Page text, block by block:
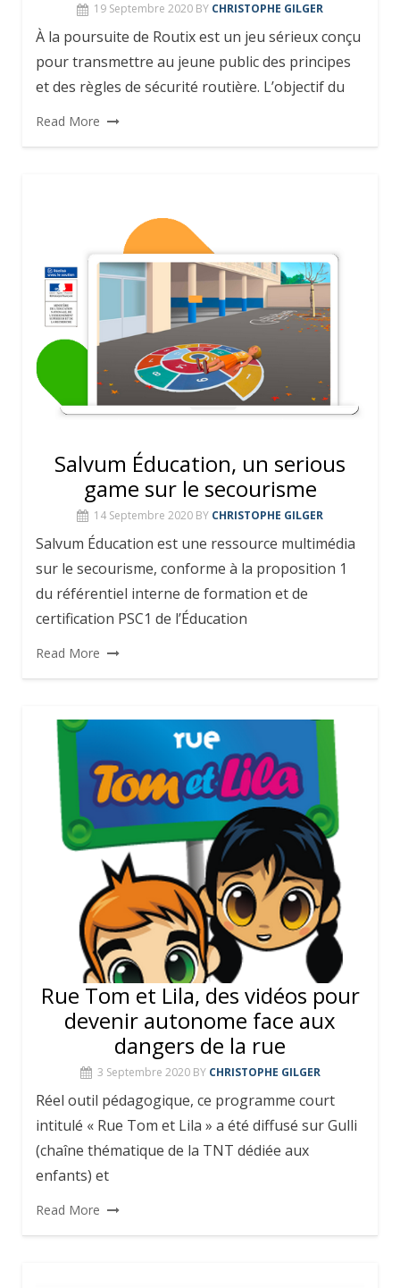
19 Septembre 2020 BY CHRISTOPHE GILGER
À la poursuite de Routix est un jeu sérieux conçu
pour transmettre au jeune public des principes
et des règles de sécurité routière. L’objectif du
Read More
Salvum Éducation, un serious
game sur le secourisme
14 Septembre 2020 BY CHRISTOPHE GILGER
Salvum Éducation est une ressource multimédia
sur le secourisme, conforme à la proposition 1
du référentiel interne de formation et de
certification PSC1 de l’Éducation
Read More
Rue Tom et Lila, des vidéos pour
devenir autonome face aux
dangers de la rue
3 Septembre 2020 BY CHRISTOPHE GILGER
Réel outil pédagogique, ce programme court
intitulé « Rue Tom et Lila » a été diffusé sur Gulli
(chaîne thématique de la TNT dédiée aux
enfants) et
Read More